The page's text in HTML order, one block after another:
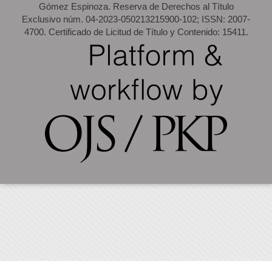
Gómez Espinoza. Reserva de Derechos al Título
Exclusivo núm. 04-2023-050213215900-102; ISSN: 2007-
4700. Certificado de Licitud de Título y Contenido: 15411.